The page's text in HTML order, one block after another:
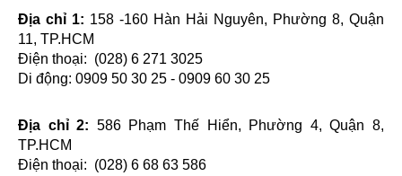
Địa chỉ 1: 158 -160 Hàn Hải Nguyên, Phường 8, Quận
11, TP.HCM
Điện thoại: (028) 6 271 3025
Di động: 0909 50 30 25 - 0909 60 30 25
Địa chỉ 2: 586 Phạm Thế Hiển, Phường 4, Quận 8,
TP.HCM
Điện thoại: (028) 6 68 63 586